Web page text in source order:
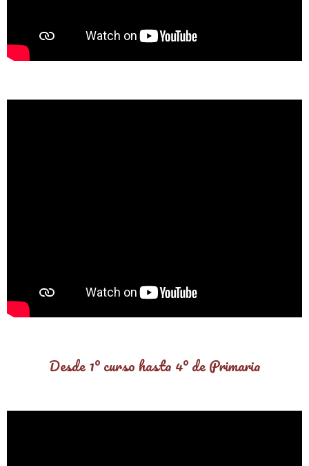
Desde 1º curso hasta 4º de Primaria